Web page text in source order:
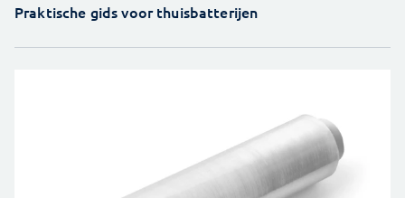
Praktische gids voor thuisbatterijen